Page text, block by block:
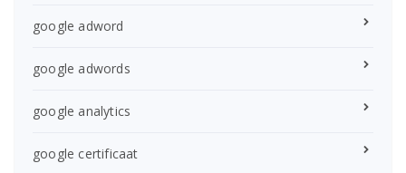
google adword
google adwords
google analytics
google certificaat